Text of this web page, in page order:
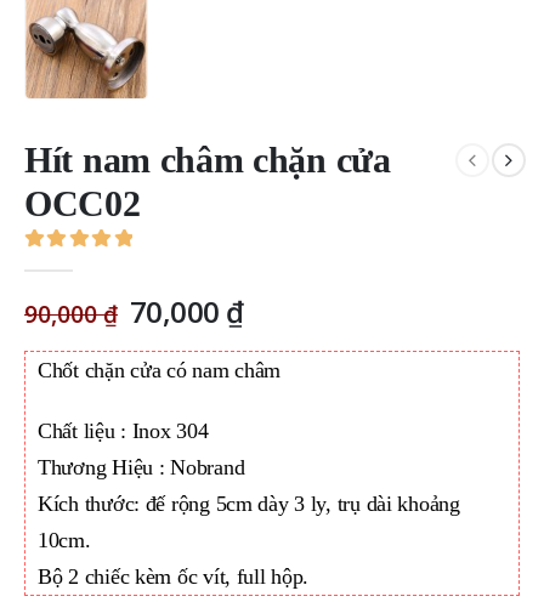
Hít nam châm chặn cửa
OCC02
90,000₫ Giá
gốc
là:
70,000 ₫Giá
tại
Chốt chặn cửa có nam châm
Chất liệu : Inox 304
Thương Hiệu : Nobrand
Kích thước: đế rộng 5cm dày 3 ly, trụ dài khoảng
10cm.
Bộ 2 chiếc kèm ốc vít, full hộp.